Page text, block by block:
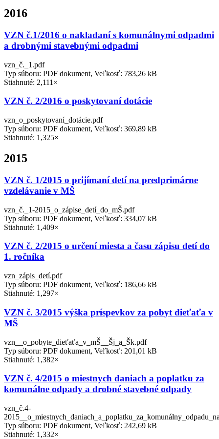
2016
VZN č.1/2016 o nakladaní s komunálnymi odpadmi
a drobnými stavebnými odpadmi
vzn_č._1.pdf
Typ súboru: PDF dokument, Veľkosť: 783,26 kB
Stiahnuté: 2,111×
VZN č. 2/2016 o poskytovaní dotácie
vzn_o_poskytovaní_dotácie.pdf
Typ súboru: PDF dokument, Veľkosť: 369,89 kB
Stiahnuté: 1,325×
2015
VZN č. 1/2015 o prijímaní detí na predprimárne
vzdelávanie v MŠ
vzn_č._1-2015_o_zápise_detí_do_mŠ.pdf
Typ súboru: PDF dokument, Veľkosť: 334,07 kB
Stiahnuté: 1,409×
VZN č. 2/2015 o určení miesta a času zápisu detí do
1. ročníka
vzn_zápis_detí.pdf
Typ súboru: PDF dokument, Veľkosť: 186,66 kB
Stiahnuté: 1,297×
VZN č. 3/2015 výška príspevkov za pobyt dieťaťa v
MŠ
vzn__o_pobyte_dieťaťa_v_mŠ__Šj_a_Šk.pdf
Typ súboru: PDF dokument, Veľkosť: 201,01 kB
Stiahnuté: 1,382×
VZN č. 4/2015 o miestnych daniach a poplatku za
komunálne odpady a drobné stavebné odpady
vzn_č.4-
Typ súboru: PDF dokument, Veľkosť: 242,69 kB
Stiahnuté: 1,332×